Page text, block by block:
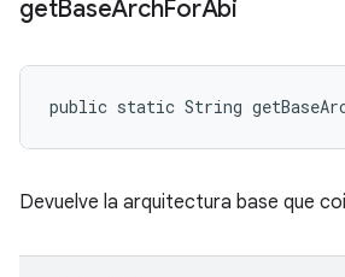
getBaseArchForAbi
public static String
Devuelve la arquitectura base que